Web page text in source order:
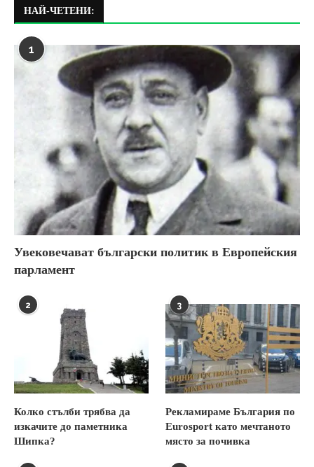
НАЙ-ЧЕТЕНИ:
1
Увековечават български политик в Европейския
парламент
2
Колко стълби трябва да
изкачите до паметника
Шипка?
3
Рекламираме България по
Eurosport като мечтаното
място за почивка